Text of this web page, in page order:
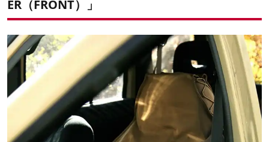
ER（FRONT）」